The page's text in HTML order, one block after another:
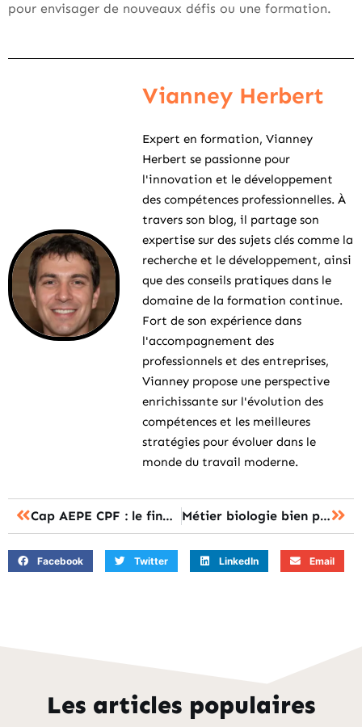
pour envisager de nouveaux défis ou une formation.
Vianney Herbert
Expert en formation, Vianney
Herbert se passionne pour
l'innovation et le développement
des compétences professionnelles. À
travers son blog, il partage son
expertise sur des sujets clés comme la
recherche et le développement, ainsi
que des conseils pratiques dans le
domaine de la formation continue.
Fort de son expérience dans
l'accompagnement des
professionnels et des entreprises,
Vianney propose une perspective
enrichissante sur l'évolution des
compétences et les meilleures
stratégies pour évoluer dans le
monde du travail moderne.
Cap AEPE CPF : le financement total de la formation est-il possible ? Métier biologie bien payé : les 10 carrières avec les meilleurs salaires
Facebook Twitter LinkedIn Email
Les articles populaires